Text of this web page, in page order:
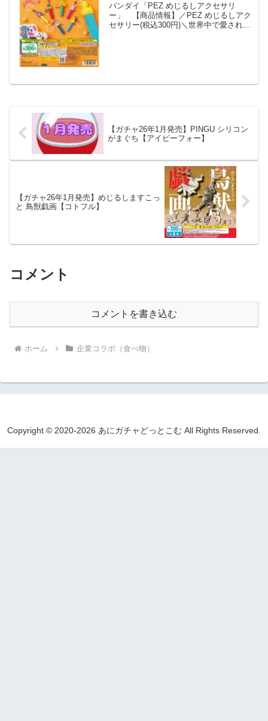
バンダイ「PEZ めじるしアクセサリ
ー」 【商品情報】／PEZ めじるしアク
セサリー(税込300円)＼世界中で愛され続
【ガチャ26年1月発売】PINGU シリコン
がまぐち【アイピーフォー】
【ガチャ26年1月発売】めじるしますこっ
と 鳥獣戯画【コトフル】
コメント
コメントを書き込む
ホーム 企業コラボ（食べ物）
Copyright © 2020-2026 あにガチャどっとこむ All Rights Reserved.